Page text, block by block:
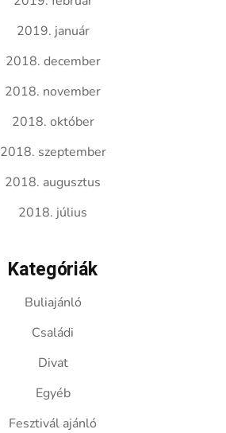
2019. január
2018. december
2018. november
2018. október
2018. szeptember
2018. augusztus
2018. július
Kategóriák
Buliajánló
Családi
Divat
Egyéb
Fesztivál ajánló